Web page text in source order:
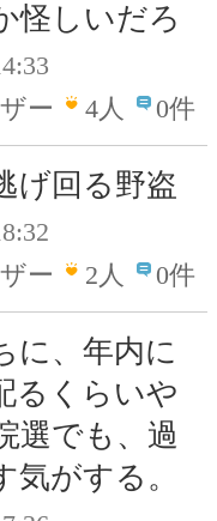
怪しいだろ
ー
4人 0件
げ回る野盗
ー
2人 0件
に、年内に
るくらいや
選でも、過
気がする。